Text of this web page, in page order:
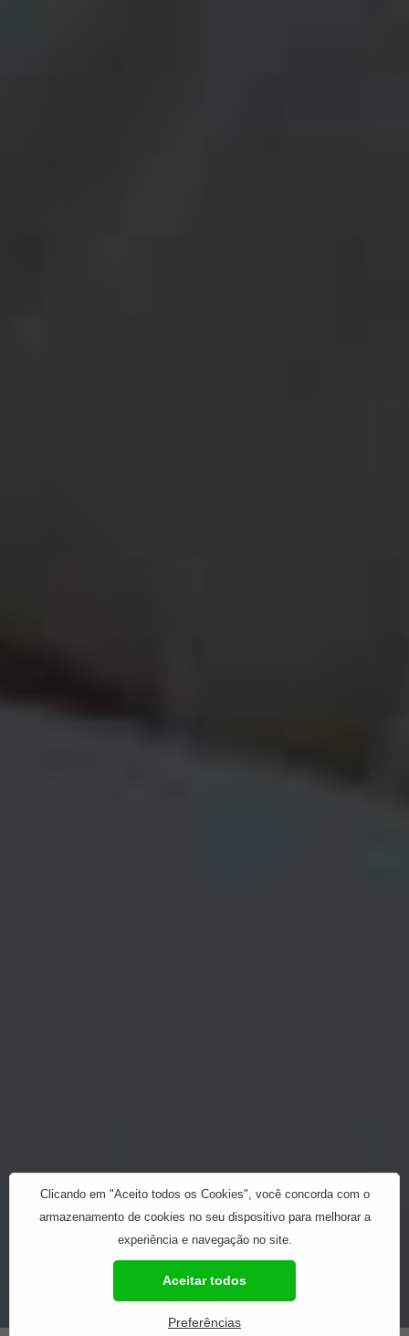
Clicando em "Aceito todos os Cookies", você concorda com o
armazenamento de cookies no seu dispositivo para melhorar a
experiência e navegação no site.
Preferências
Aceitar todos